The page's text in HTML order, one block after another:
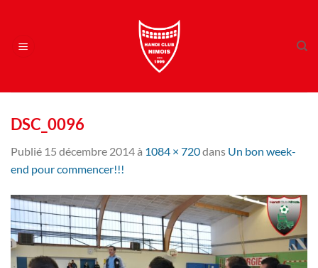
contenu
DSC_0096
Publié 15 décembre 2014à 1084 × 720dans Un bon week-
end pour commencer!!!